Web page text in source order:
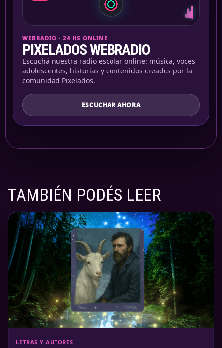
WEBRADIO · 24 HS ONLINE
PIXELADOS WEBRADIO
Escuchá nuestra radio escolar online: música, voces
adolescentes, historias y contenidos creados por la
comunidad Pixelados.
ESCUCHAR AHORA
TAMBIÉN PODÉS LEER
LETRAS Y AUTORES